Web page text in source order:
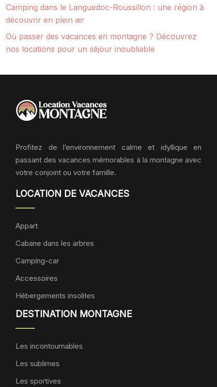
Camping dans le Languedoc-Roussillon : une région à
découvrir en plein air
Où passer des vacances en montagne ? Découvrez
nos locations pour un séjour inoubliable
Profitez de l’environnement calme et idyllique en
passant des vacances mémorables à la montagne avec
votre conjoint ou votre famille.
LOCATION DE VACANCES
Appart
Cabane dans les arbres
Camping-car
Accessoires
Hébergements insolites
DESTINATION MONTAGNE
Les incontournables
Les sublimes
Les sportives